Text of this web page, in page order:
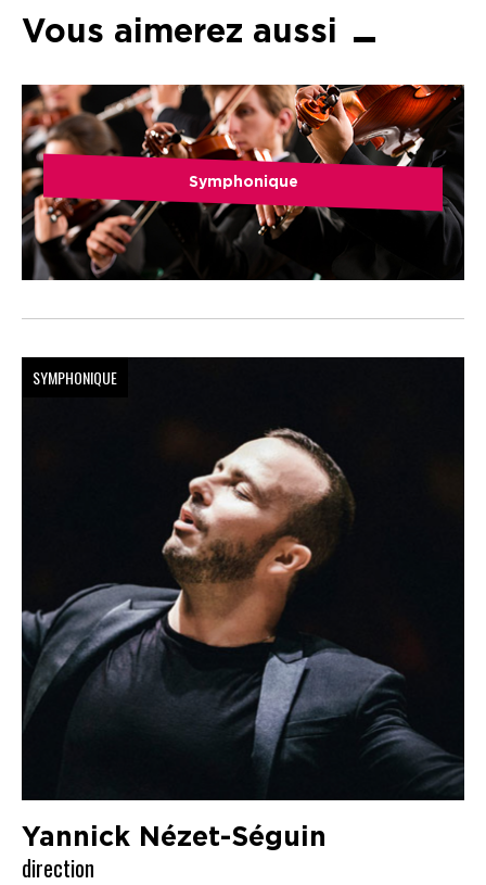
Vous aimerez aussi
Symphonique
SYMPHONIQUE
Yannick Nézet-Séguin
direction